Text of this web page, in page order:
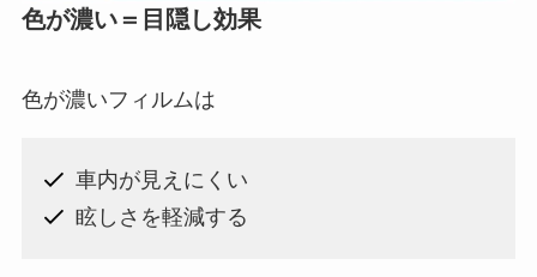
色が濃い＝目隠し効果
色が濃いフィルムは
車内が見えにくい
眩しさを軽減する